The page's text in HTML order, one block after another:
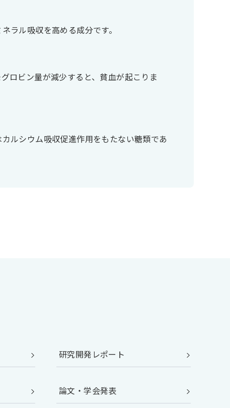
ラル吸収を高める成分です。
ロビン量が減少すると、貧血が起こりま
ルシウム吸収促進作用をもたない糖類であ
研究開発レポート
論文・学会発表